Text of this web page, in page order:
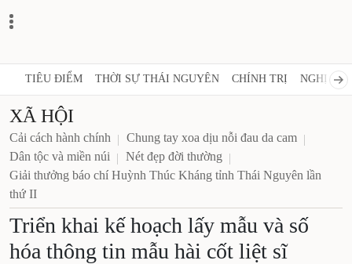
TIÊU ĐIỂM THỜI SỰ THÁI NGUYÊN CHÍNH TRỊ NGHỊ
XÃ HỘI
Cải cách hành chính
Chung tay xoa dịu nỗi đau da cam
Dân tộc và miền núi
Nét đẹp đời thường
Giải thưởng báo chí Huỳnh Thúc Kháng tỉnh Thái Nguyên lần
thứ II
Triển khai kế hoạch lấy mẫu và số
hóa thông tin mẫu hài cốt liệt sĩ